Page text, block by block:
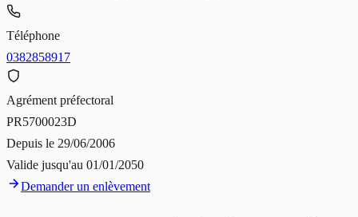
Téléphone
0382858917
Agrément préfectoral
PR5700023D
Depuis le 29/06/2006
Valide jusqu'au 01/01/2050
Demander un enlèvement